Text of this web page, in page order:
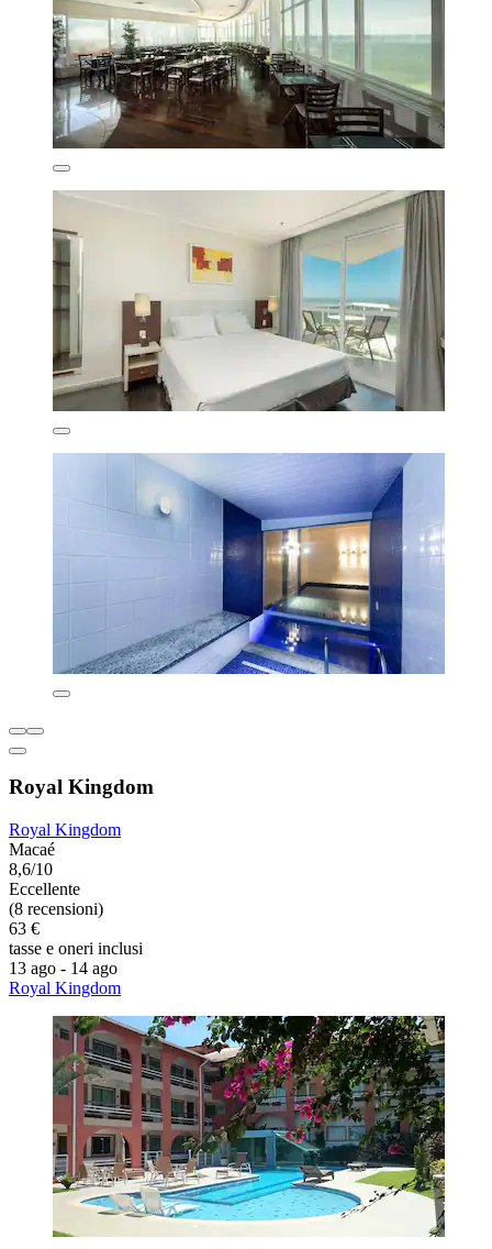
Royal Kingdom
Royal Kingdom
Macaé
8,6/10
Eccellente
(8 recensioni)
63 €
tasse e oneri inclusi
13 ago - 14 ago
Royal Kingdom